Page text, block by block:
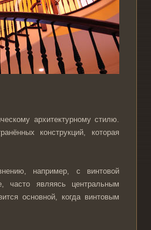
архитектурному стилю.
конструкций, которая
например, с винтовой
часто являясь центральным
основной, когда винтовым